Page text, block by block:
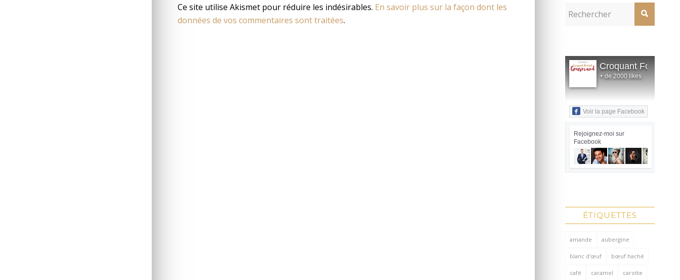
Ce site utilise Akismet pour réduire les indésirables. En savoir plus sur la façon dont les
données de vos commentaires sont traitées.
Croquant Fondant
+ de 2000 likes
Voir la page Facebook
Rejoignez-moi sur
Facebook
ÉTIQUETTES
amande aubergine
blanc d'œuf bœuf haché
café caramel carotte